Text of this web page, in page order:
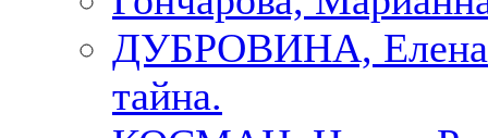
ДУБРОВИНА,
тайна.